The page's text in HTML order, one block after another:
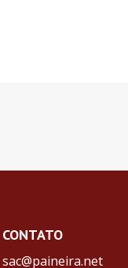
CONTATO
sac@paineira.net